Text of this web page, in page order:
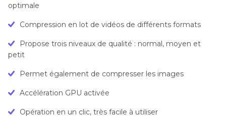
optimale
Compression en lot de vidéos de différents formats
Propose trois niveaux de qualité : normal, moyen et
petit
Permet également de compresser les images
Accélération GPU activée
Opération en un clic, très facile à utiliser